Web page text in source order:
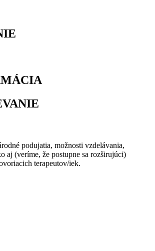
podujatia, možnosti vzdelávania,
aj (veríme, že postupne sa rozširujúci)
terapeutov/iek.